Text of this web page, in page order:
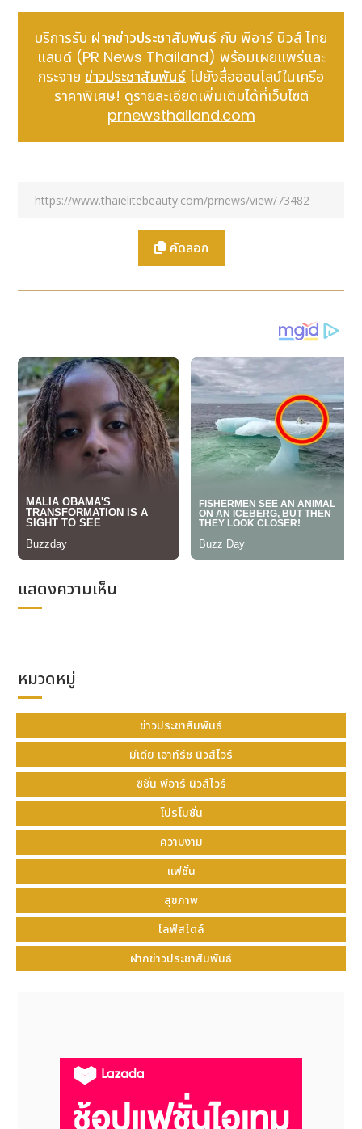
โอกาสมีไว้สำหรับผู้กล้า! สมัครก่อน เตรียมพร้อมก่อน ใคร
จะรู้...ซาอุฯ อาจเป็นตลาดใหม่ของคุณ!
กดลิ้งค์เพื่อดูข้อมูลเพิ่มเติมและสมัคร
https://forms.gle/vMy6kuJVzmecErMw8
สอบถามเพิ่มเติมได้ที่
สถาบันพัฒนาวิสาหกิจขนาดกลางและขนาดย่อม (ISMED)
บริการรับ ฝากข่าวประชาสัมพันธ์ กับ พีอาร์ นิวส์ ไทย
แลนด์ (PR News Thailand) พร้อมเผยแพร่และ
กระจาย ข่าวประชาสัมพันธ์ ไปยังสื่อออนไลน์ในเครือ
ราคาพิเศษ! ดูรายละเอียดเพิ่มเติมได้ที่เว็บไซต์
prnewsthailand.com
คัดลอก
แสดงความเห็น
หมวดหมู่
ข่าวประชาสัมพันธ์
มีเดีย เอาท์รีช นิวส์ไวร์
ซิชั่น พีอาร์ นิวส์ไวร์
โปรโมชั่น
ความงาม
แฟชั่น
สุขภาพ
ไลฟ์สไตล์
ฝากข่าวประชาสัมพันธ์